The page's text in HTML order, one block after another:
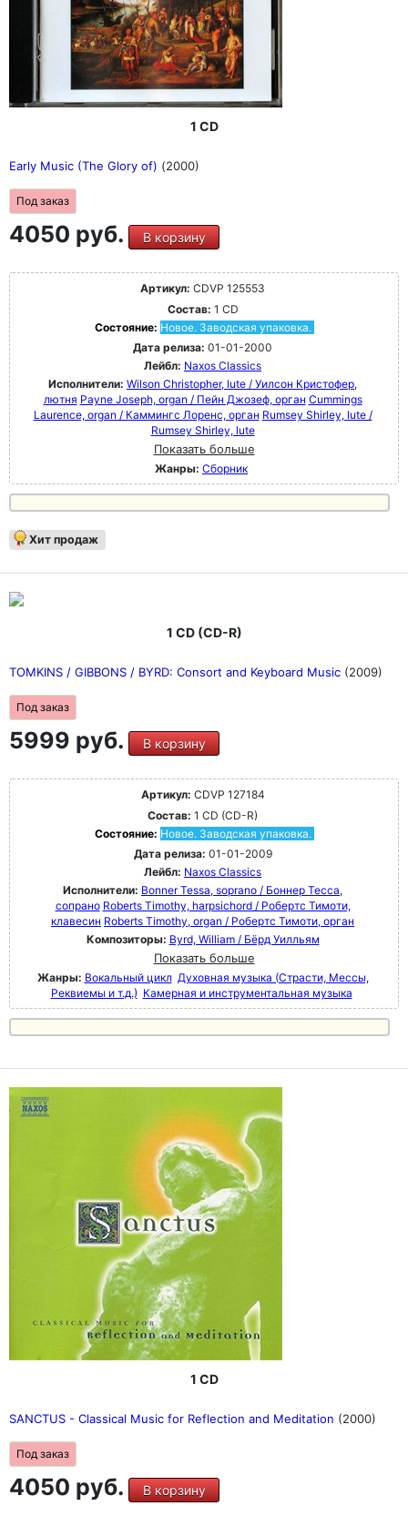
1 CD
Early Music (The Glory of) (2000)
Под заказ
4050 руб. В корзину
Артикул: CDVP 125553
Состав: 1 CD
Состояние: Новое. Заводская упаковка.
Дата релиза: 01-01-2000
Лейбл: Naxos Classics
Исполнители: Wilson Christopher, lute / Уилсон Кристофер,
лютня Payne Joseph, organ / Пейн Джозеф, орган Cummings
Laurence, organ / Каммингс Лоренс, орган Rumsey Shirley, lute /
Rumsey Shirley, lute
Показать больше
Жанры: Сборник
Хит продаж
1 CD (CD-R)
TOMKINS / GIBBONS / BYRD: Consort and Keyboard Music (2009)
Под заказ
5999 руб. В корзину
Артикул: CDVP 127184
Состав: 1 CD (CD-R)
Состояние: Новое. Заводская упаковка.
Дата релиза: 01-01-2009
Лейбл: Naxos Classics
Исполнители: Bonner Tessa, soprano / Боннер Тесса,
сопрано Roberts Timothy, harpsichord / Робертс Тимоти,
клавесин Roberts Timothy, organ / Робертс Тимоти, орган
Композиторы: Byrd, William / Бёрд Уилльям
Показать больше
Жанры: Вокальный цикл Духовная музыка (Страсти, Мессы,
Реквиемы и т.д.) Камерная и инструментальная музыка
1 CD
SANCTUS - Classical Music for Reflection and Meditation (2000)
Под заказ
4050 руб. В корзину